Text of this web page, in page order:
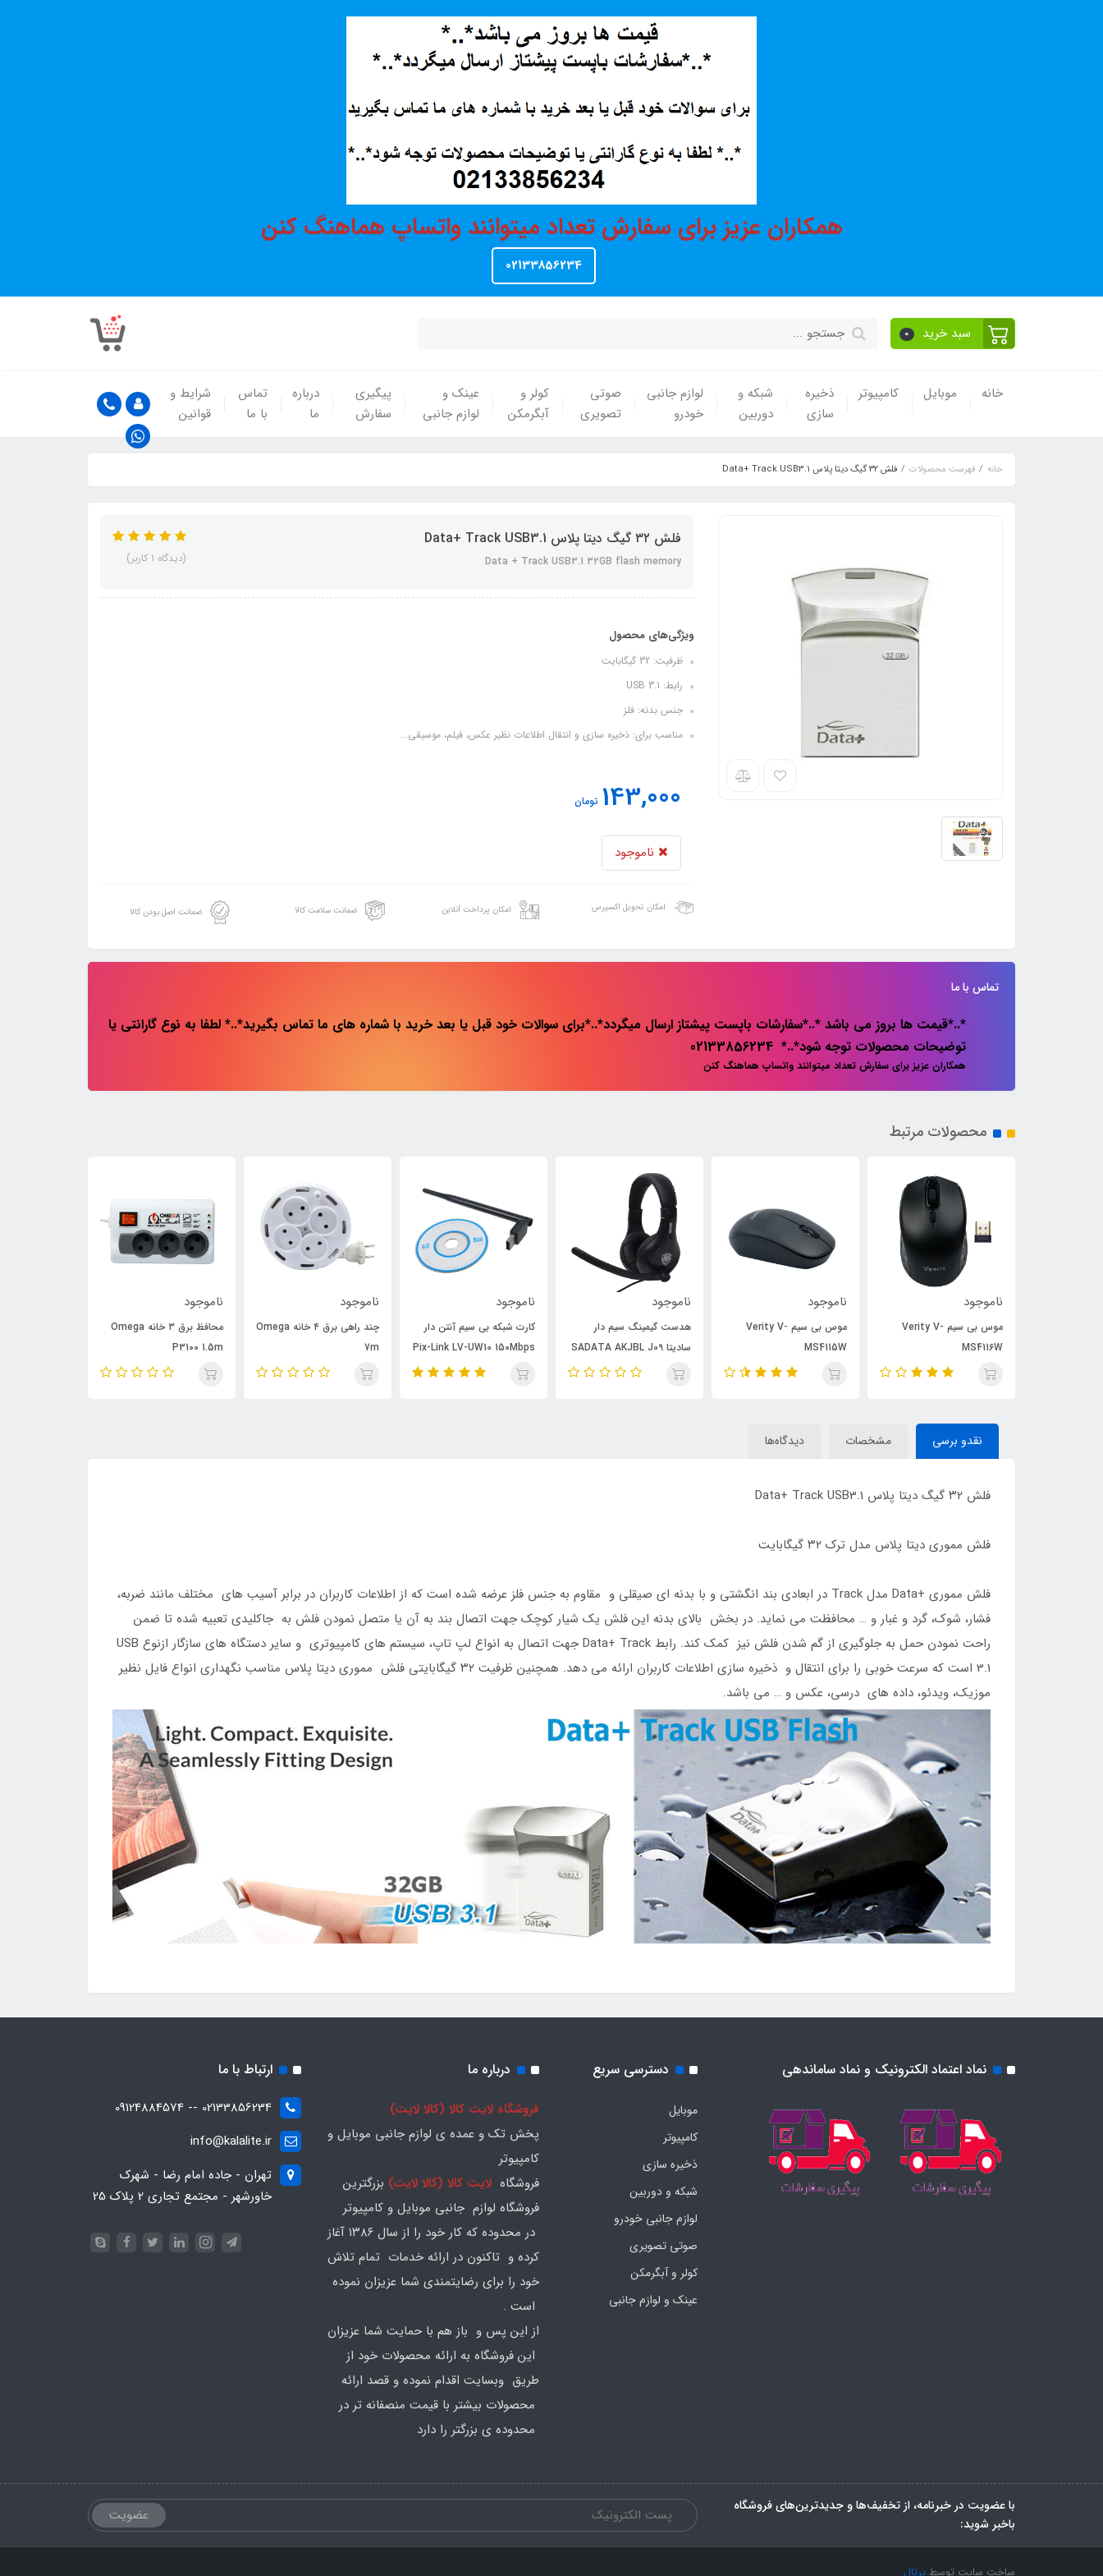
همکاران عزیز برای سفارش تعداد میتوانند واتساپ هماهنگ کنن
02133856234
سبد خرید 0
خانه موبایل کامپیوتر
ذخیره
سازی
شبکه و
دوربین
لوازم جانبی
خودرو
صوتی
تصویری
کولر و
آبگرمکن
عینک و
لوازم جانبی
پیگیری
سفارش
درباره
ما
تماس
با ما
شرایط و
قوانین
خانه فهرست محصولات فلش ۳۲ گیگ دیتا پلاس Data+ Track USB3.1
فلش ۳۲ گیگ دیتا پلاس Data+ Track USB3.1
Data + Track USB3.1 32GB flash memory (دیدگاه 1 کاربر)
ویژگی‌های محصول
ظرفیت: 32 گیگابایت
رابط: USB 3.1
جنس بدنه: فلز
مناسب برای: ذخیره سازی و انتقال اطلاعات نظیر عکس، فیلم، موسیقی...
143,000 تومان
ناموجود
امکان تحویل اکسپرس امکان پرداخت آنلاین ضمانت سلامت کالا ضمانت اصل بودن کالا
تماس با ما
*..*قیمت ها بروز می باشد *..*سفارشات باپست پیشتاز ارسال میگردد*..*برای سوالات خود قبل یا بعد خرید با شماره های ما تماس بگیرید*..* لطفا به نوع گارانتی یا
توضیحات محصولات توجه شود*..* 02133856234
همکاران عزیز برای سفارش تعداد میتوانند واتساپ هماهنگ کنن
محصولات مرتبط
ناموجود
موس بی سیم Verity V-
MS4116W
ناموجود
موس بی سیم Verity V-
MS4115W
ناموجود
هدست گیمینگ سیم دار
سادیتا SADATA AKJBL J09
ناموجود
کارت شبکه بی سیم آنتن دار
Pix-Link LV-UW10 150Mbps
ناموجود
چند راهی برق ۴ خانه Omega
7m
ناموجود
محافظ برق ۳ خانه Omega
P3100 1.5m
نقدو برسی مشخصات دیدگاه‌ها
فلش ۳۲ گیگ دیتا پلاس Data+ Track USB3.1
فلش مموری دیتا پلاس مدل ترک ۳۲ گیگابایت
فلش مموری +Data مدل Track در ابعادی بند انگشتی و با بدنه ای صیقلی و مقاوم به جنس فلز عرضه شده است که از اطلاعات کاربران در برابر آسیب های مختلف مانند ضربه،
فشار، شوک، گرد و غبار و … محافظت می نماید. در بخش بالای بدنه این فلش یک شیار کوچک جهت اتصال بند به آن یا متصل نمودن فلش به جاکلیدی تعبیه شده تا ضمن
راحت نمودن حمل به جلوگیری از گم شدن فلش نیز کمک کند. رابط Data+ Track جهت اتصال به انواع لپ تاپ، سیستم های کامپیوتری و سایر دستگاه های سازگار ازنوع USB
3.1 است که سرعت خوبی را برای انتقال و ذخیره سازی اطلاعات کاربران ارائه می دهد. همچنین ظرفیت ۳۲ گیگابایتی فلش مموری دیتا پلاس مناسب نگهداری انواع فایل نظیر
موزیک، ویدئو، داده های درسی، عکس و … می باشد.
نماد اعتماد الکترونیک و نماد ساماندهی دسترسی سریع
موبایل
کامپیوتر
ذخیره سازی
شبکه و دوربین
لوازم جانبی خودرو
صوتی تصویری
کولر و آبگرمکن
عینک و لوازم جانبی
درباره ما
فروشگاه لایت کالا (کالا لایت)
پخش تک و عمده ی لوازم جانبی موبایل و
کامپیوتر
فروشگاه لایت کالا (کالا لایت) بزرگترین
فروشگاه لوازم جانبی موبایل و کامپیوتر
در محدوده که کار خود را از سال ۱۳۸۶ آغاز
کرده و تاکنون در ارائه خدمات تمام تلاش
خود را برای رضایتمندی شما عزیزان نموده
است .
از این پس و باز هم با حمایت شما عزیزان
این فروشگاه به ارائه محصولات خود از
طریق وبسایت اقدام نموده و قصد ارائه
محصولات بیشتر با قیمت منصفانه تر در
محدوده ی بزرگتر را دارد
ارتباط با ما
02133856234 -- 09124884574
info@kalalite.ir
تهران - جاده امام رضا - شهرک
خاورشهر - مجتمع تجاری 2 پلاک 25
با عضویت در خبرنامه، از تخفیف‌ها و جدیدترین‌های فروشگاه
باخبر شوید:
عضویت
ساخت سایت توسطپرتال